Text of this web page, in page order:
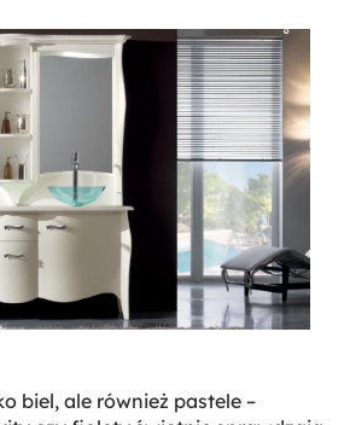
biel, ale również pastele –